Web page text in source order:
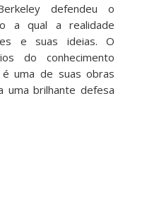
defendeu o
a qual a realidade
e suas ideias. O
do conhecimento
uma de suas obras
uma brilhante defesa